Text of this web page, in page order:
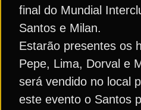
final do Mundial
Santos e Milan.
Estarão presentes os
Pepe, Lima, Dorval e
será vendido no local
este evento o Santos